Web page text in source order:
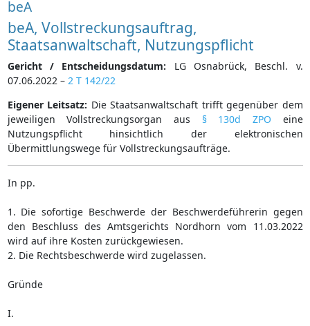
beA
beA, Vollstreckungsauftrag,
Staatsanwaltschaft, Nutzungspflicht
Gericht / Entscheidungsdatum: LG Osnabrück, Beschl. v.
07.06.2022 – 2 T 142/22
Eigener Leitsatz: Die Staatsanwaltschaft trifft gegenüber dem
jeweiligen Vollstreckungsorgan aus § 130d ZPO eine
Nutzungspflicht hinsichtlich der elektronischen
Übermittlungswege für Vollstreckungsaufträge.
In pp.
1. Die sofortige Beschwerde der Beschwerdeführerin gegen
den Beschluss des Amtsgerichts Nordhorn vom 11.03.2022
wird auf ihre Kosten zurückgewiesen.
2. Die Rechtsbeschwerde wird zugelassen.
Gründe
I.